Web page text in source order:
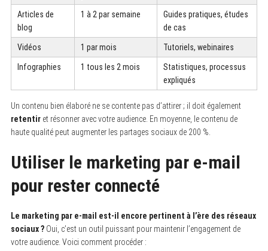
Articles de
blog
1 à 2 par semaine
Guides pratiques, études
de cas
Vidéos 1 par mois Tutoriels, webinaires
Infographies 1 tous les 2 mois
Statistiques, processus
expliqués
Un contenu bien élaboré ne se contente pas d’attirer ; il doit également
retentiret résonner avec votre audience. En moyenne, le contenu de
haute qualité peut augmenter les partages sociaux de 200 %.
Utiliser le marketing par e-mail
pour rester connecté
Le marketing par e-mail est-il encore pertinent à l’ère des réseaux
sociaux ?Oui, c’est un outil puissant pour maintenir l’engagement de
votre audience. Voici comment procéder :